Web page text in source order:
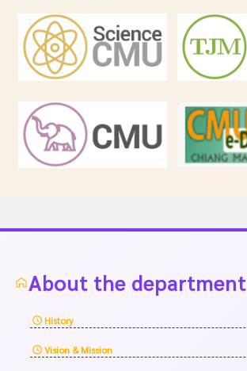
About the department
History
Vision & Mission